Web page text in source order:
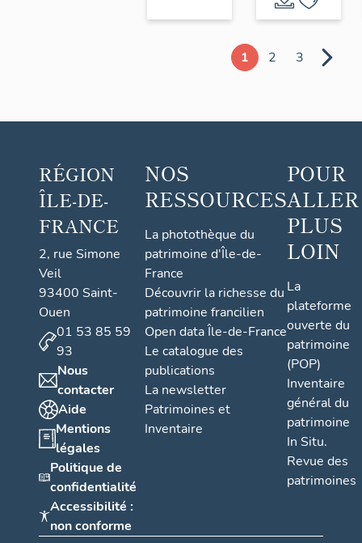
1 2 3
RÉGION
ÎLE-DE-
FRANCE
2, rue Simone
Veil
93400 Saint-
Ouen
01 53 85 59
93
Nous
contacter
Aide
Mentions
légales
Politique de
confidentialité
Accessibilité :
non conforme
NOS
RESSOURCES
La photothèque du
patrimoine d'Île-de-
France
Découvrir la richesse du
patrimoine francilien
Open data Île-de-France
Le catalogue des
publications
La newsletter
Patrimoines et
Inventaire
POUR
ALLER
PLUS
LOIN
La
plateforme
ouverte du
patrimoine
(POP)
Inventaire
général du
patrimoine
In Situ.
Revue des
patrimoines